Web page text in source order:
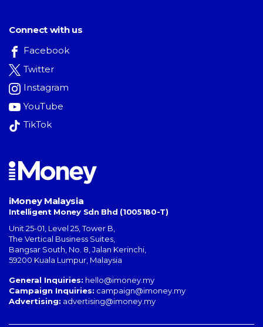
Connect with us
Facebook
Twitter
Instagram
YouTube
TikTok
iMoney Malaysia
Intelligent Money Sdn Bhd (1005180-T)
Unit 25-01, Level 25, Tower B,
The Vertical Business Suites
Bangsar South No. 8, Jalan Kerinchi
59200 Kuala Lumpur Malaysia
General Inquiries: hello@imoney.my
Campaign Inquiries: campaign@imoney.my
Advertising: advertising@imoney.my